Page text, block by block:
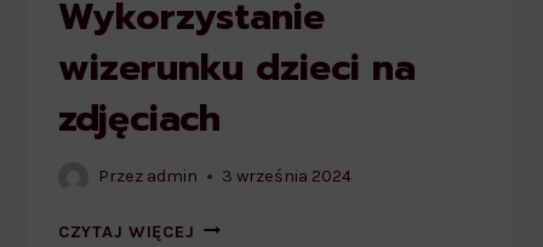
Wykorzystanie
wizerunku dzieci na
zdjęciach
Przez admin 3 września 2024
CZYTAJ WIĘCEJ WYKORZYSTANIE